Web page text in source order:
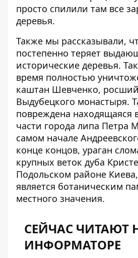
просто спилили там все
деревья.
Также мы рассказывали,
постепенно теряет
исторические деревья.
время полностью
каштан Шевченко,
Выдубецкого монастыря.
повреждена находящаяся
части города липа Петра
самом начале
конце концов, ураган
крупных веток дуба
Подольском районе
является ботаническим
местного значения.
СЕЙЧАС ЧИТАЮТ
ИНФОРМАТОРЕ